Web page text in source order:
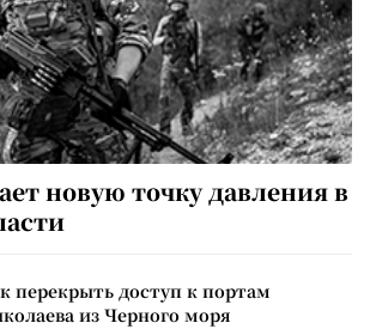
новую точку давления в
перекрыть доступ к портам
из Черного моря